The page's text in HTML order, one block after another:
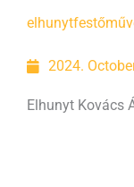
elhunyt
2024.
Elhunyt Kovács